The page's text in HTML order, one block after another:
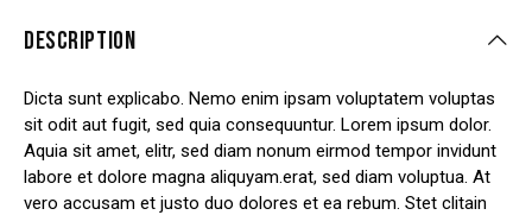
DESCRIPTION
Dicta sunt explicabo. Nemo enim ipsam voluptatem voluptas
sit odit aut fugit, sed quia consequuntur. Lorem ipsum dolor.
Aquia sit amet, elitr, sed diam nonum eirmod tempor invidunt
labore et dolore magna aliquyam.erat, sed diam voluptua. At
vero accusam et justo duo dolores et ea rebum. Stet clitain